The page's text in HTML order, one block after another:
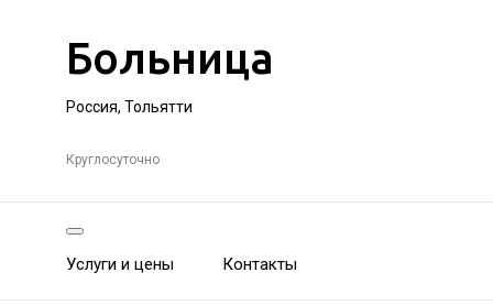
Больница
Россия, Тольятти
Круглосуточно
Услуги и цены Контакты